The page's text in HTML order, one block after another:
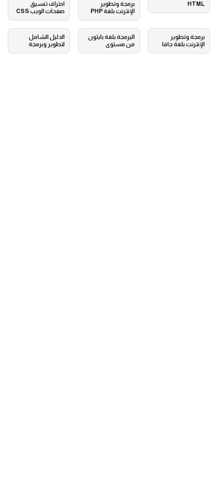
HTML
برمجة وتطوير
الإنترنت بلغة PHP
احتراف تنسيق
صفحات الويب CSS
برمجة وتطوير
الإنترنت بلغة جافا
سكريبت
البرمجة بلغة بايثون
من مستوى
المبتدئين إلى
الدليل الشامل
لتطوير وبرمجة
المواقع